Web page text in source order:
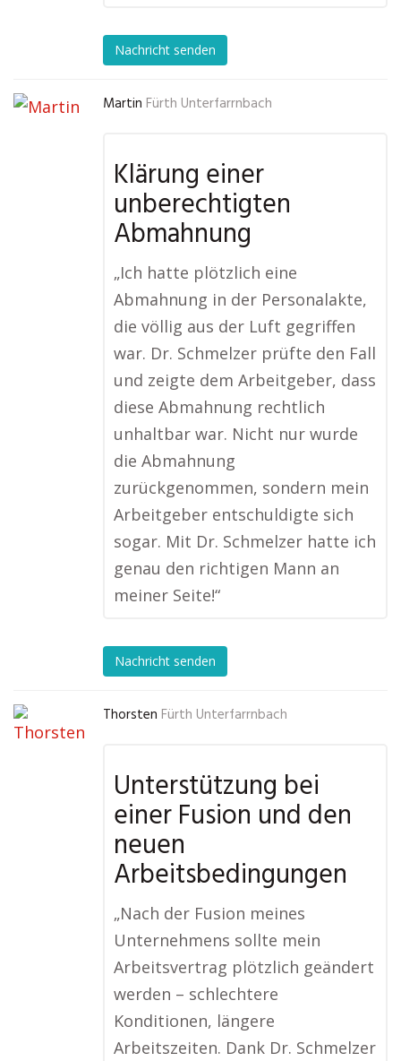
Nachricht senden
Martin Fürth Unterfarrnbach
Klärung einer
unberechtigten
Abmahnung
„Ich hatte plötzlich eine
Abmahnung in der Personalakte,
die völlig aus der Luft gegriffen
war. Dr. Schmelzer prüfte den Fall
und zeigte dem Arbeitgeber, dass
diese Abmahnung rechtlich
unhaltbar war. Nicht nur wurde
die Abmahnung
zurückgenommen, sondern mein
Arbeitgeber entschuldigte sich
sogar. Mit Dr. Schmelzer hatte ich
genau den richtigen Mann an
meiner Seite!“
Nachricht senden
Thorsten Fürth Unterfarrnbach
Unterstützung bei
einer Fusion und den
neuen
Arbeitsbedingungen
„Nach der Fusion meines
Unternehmens sollte mein
Arbeitsvertrag plötzlich geändert
werden – schlechtere
Konditionen, längere
Arbeitszeiten. Dank Dr. Schmelzer